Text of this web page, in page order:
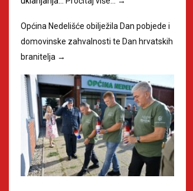
Općina Nedelišće obilježila Dan pobjede i
domovinske zahvalnosti te Dan hrvatskih
branitelja →